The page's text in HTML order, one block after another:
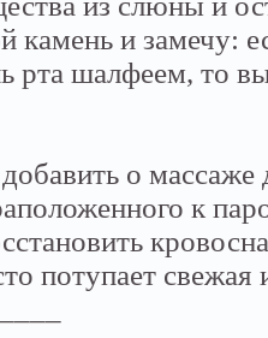
камень и замечу:
рта шалфеем, то
о массаже
к
потупает свежая